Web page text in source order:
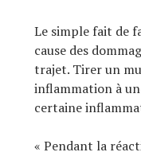
Le simple fait de
cause des
trajet. Tirer un
inflammation à
certaine
« Pendant la